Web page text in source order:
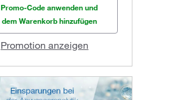
Promo-Code anwenden und
dem Warenkorb hinzufügen
Promotion anzeigen